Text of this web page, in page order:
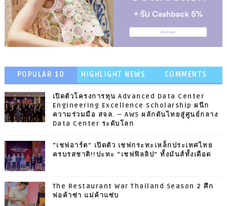
POPULAR 10 HIGHLIGHT NEWS COMMENTS
เปิดตัวโครงการทุน Advanced Data Center
Engineering Excellence Scholarship ผนึก
ความร่วมมือ สจล. – AWS ผลักดันไทยสู่ศูนย์กลาง
Data Center ระดับโลก
“เชฟอาร์ต” เปิดตัว เชฟกระทะเหล็กประเทศไทย
ครบรสชาติ!!ปะทะ “เชฟฟิลลิป” ทั้งมันส์ทั้งเดือด
The Restaurant War Thailand Season 2 ศึก
พ่อค้าซ่า แม่ค้าแซ่บ